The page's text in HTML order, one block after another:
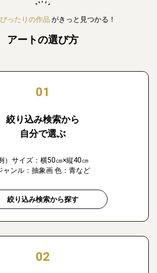
ぴったりの作品 がきっと見つかる！
アートの選び方
01
絞り込み検索から
自分で選ぶ
）サイズ：横50㎝×縦40㎝
ャンル：抽象画 色：青など
絞り込み検索から探す
02